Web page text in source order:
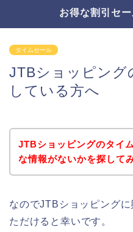
お得な割引セ
タイムセール
JTBショッピング
している方へ
JTBショッピングのタイ
な情報がないかを探して
なのでJTBショッピング
ただけると幸いです。